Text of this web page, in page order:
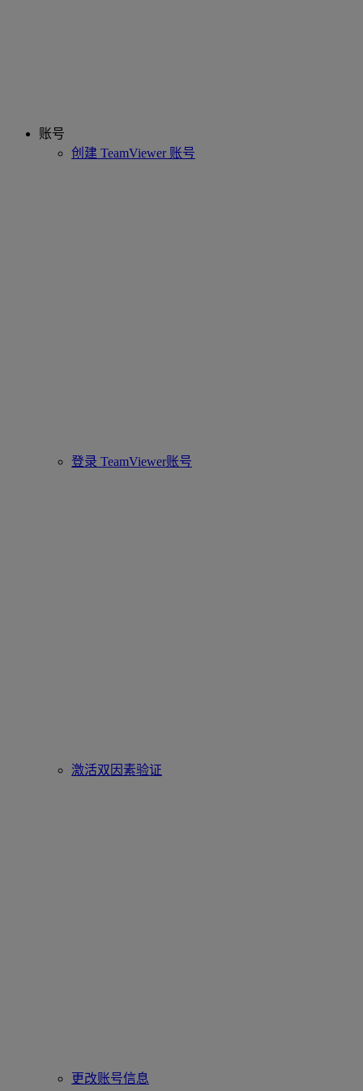
账号
创建 TeamViewer 账号
登录 TeamViewer账号
激活双因素验证
更改账号信息